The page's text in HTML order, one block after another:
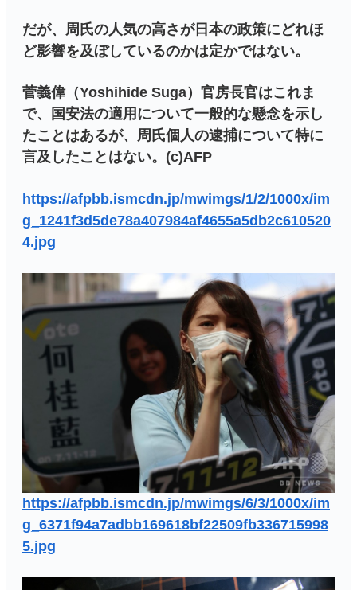
だが、周氏の人気の高さが日本の政策にどれほ
ど影響を及ぼしているのかは定かではない。
菅義偉（Yoshihide Suga）官房長官はこれま
で、国安法の適用について一般的な懸念を示し
たことはあるが、周氏個人の逮捕について特に
言及したことはない。(c)AFP
https://afpbb.ismcdn.jp/mwimgs/1/2/1000x/im
g_1241f3d5de78a407984af4655a5db2c610520
4.jpg
https://afpbb.ismcdn.jp/mwimgs/6/3/1000x/im
g_6371f94a7adbb169618bf22509fb336715998
5.jpg